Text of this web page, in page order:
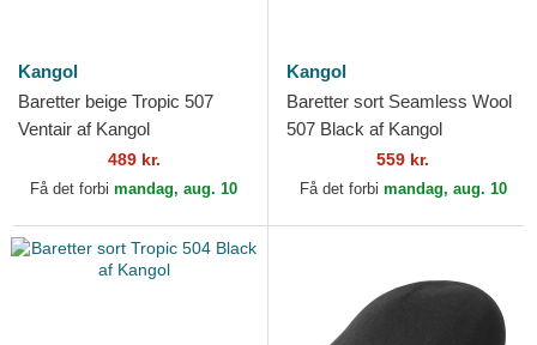
Kangol
Baretter beige Tropic 507
Ventair af Kangol
489 kr.
Få det forbi mandag, aug. 10
Kangol
Baretter sort Seamless Wool
507 Black af Kangol
559 kr.
Få det forbi mandag, aug. 10